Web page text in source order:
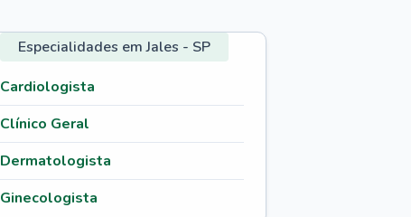
Especialidades em Jales - SP
Cardiologista
Clínico Geral
Dermatologista
Ginecologista